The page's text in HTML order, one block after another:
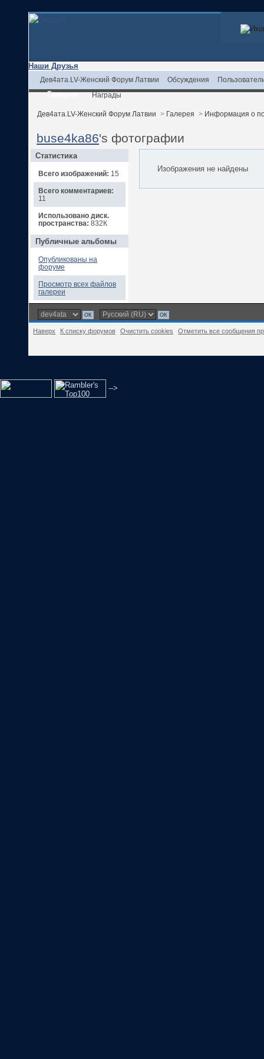
Наши Друзья
Дев4ата.LV-Женский Форум Латвии Обсуждения
Галерея Награды
Дев4ата.LV-Женский Форум Латвии > Галерея > Информация о
buse4ka86's фотографии
Статистика
Всего изображений: 15
Всего комментариев:
11
Использовано диск.
пространства: 832К
Публичные альбомы
Опубликованы на
форуме
Просмотр всех файлов
галереи
Изображения не найдены
Наверх К списку форумов Очистить cookies Отметить все сообщения
-->